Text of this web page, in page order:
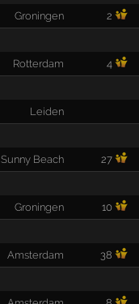
Groningen 2
Rotterdam 4
Leiden
Sunny Beach 27
Groningen 10
Amsterdam 38